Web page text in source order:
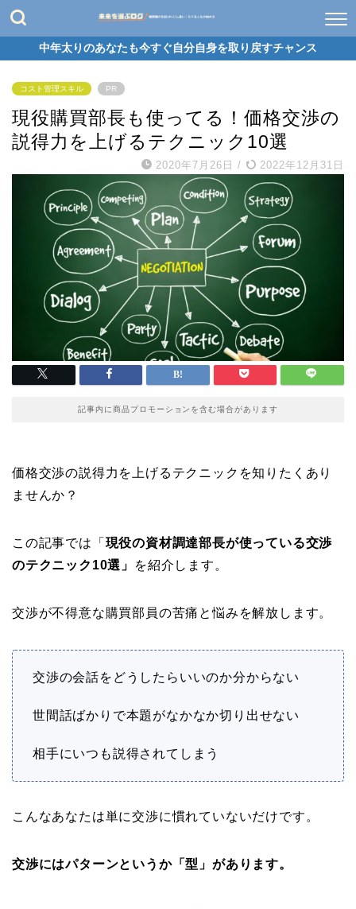
中年太りのあなたも今すぐ自分自身を取り戻すチャンス
コスト管理スキル PR
現役購買部長も使ってる！価格交渉の
説得力を上げるテクニック10選
2020年7月26日 / 2022年12月31日
記事内に商品プロモーションを含む場合があります
価格交渉の説得力を上げるテクニックを知りたくあり
ませんか？
この記事では「 現役の資材調達部長が使っている交渉
のテクニック10選」
を紹介します。
交渉が不得意な購買部員の苦痛と悩みを解放します。
交渉の会話をどうしたらいいのか分からない
世間話ばかりで本題がなかなか切り出せない
相手にいつも説得されてしまう
こんなあなたは単に交渉に慣れていないだけです。
交渉にはパターンというか「型」があります。